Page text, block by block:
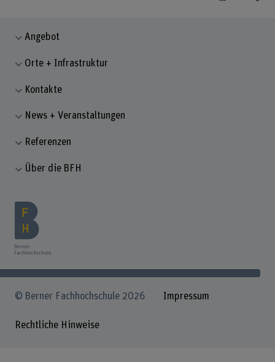
Angebot
Orte + Infrastruktur
Kontakte
News + Veranstaltungen
Referenzen
Über die BFH
© Berner Fachhochschule 2026 Impressum
Rechtliche Hinweise